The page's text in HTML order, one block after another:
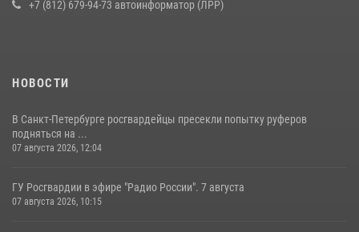
+7 (812) 679-94-73 автоинформатор (ЛРР)
НОВОСТИ
В Санкт-Петербурге росгвардейцы пресекли попытку руферов
подняться на ...
07 августа 2026, 12:04
ГУ Росгвардии в эфире "Радио России". 7 августа
07 августа 2026, 10:15